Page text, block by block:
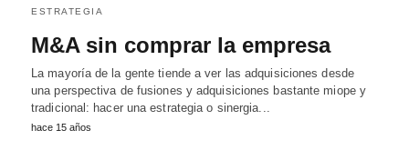
ESTRATEGIA
M&A sin comprar la empresa
La mayoría de la gente tiende a ver las adquisiciones desde
una perspectiva de fusiones y adquisiciones bastante miope y
tradicional: hacer una estrategia o sinergia...
hace 15 años